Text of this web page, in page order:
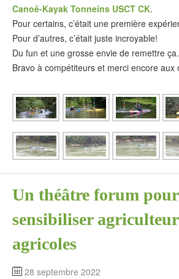
Canoë-Kayak Tonneins USCT CK.
Pour certains, c’était une première
Pour d’autres, c’était juste incroyable!
Du fun et une grosse envie de remettre
Bravo à compétiteurs et merci encore aux
Un théâtre forum pour
sensibiliser
agricoles
28 septembre 2022